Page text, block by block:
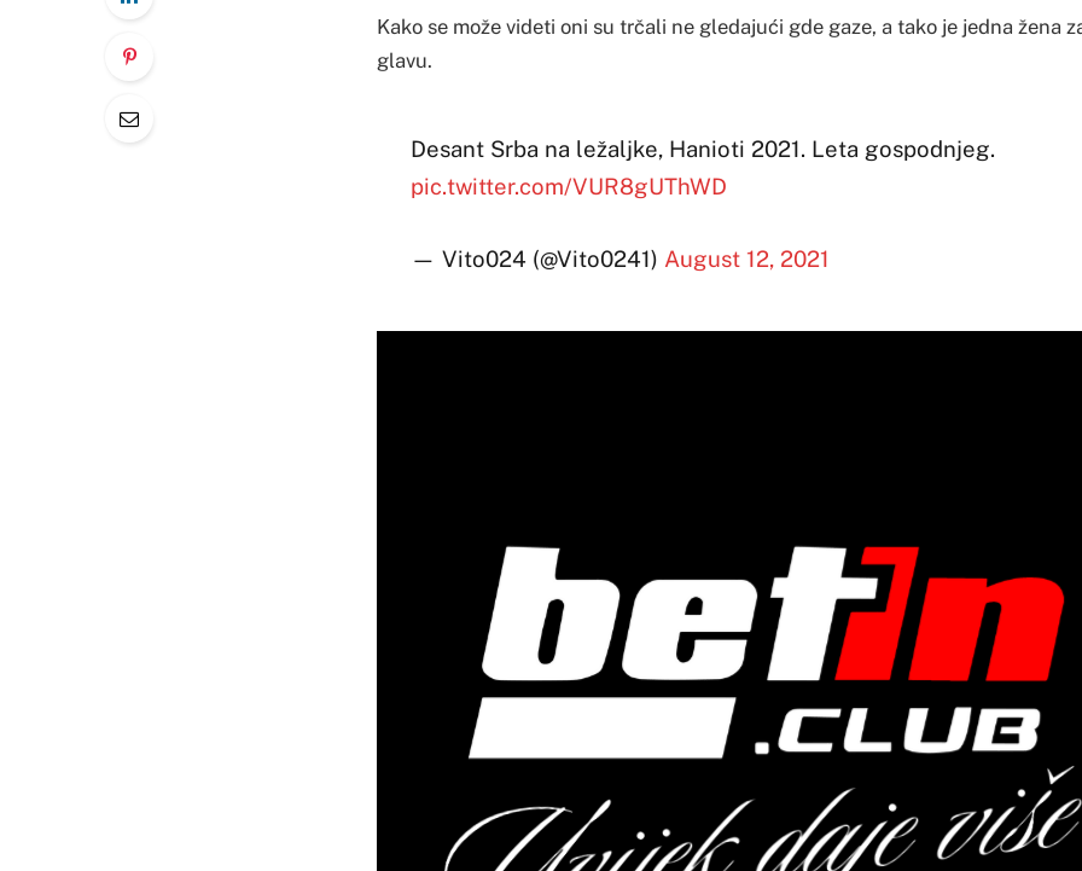
Kako se može videti oni su trčali ne gledajući gde gaze, a tako je jedna žena
glavu.
Desant Srba na ležaljke, Hanioti 2021. Leta gospodnjeg.
pic.twitter.com/VUR8gUThWD
— Vito024 (@Vito0241) August 12, 2021